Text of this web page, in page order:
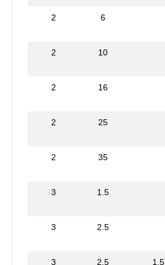
2 6
2 10
2 16
2 25
2 35
3 1.5
3 2.5
3 2.5 1.5